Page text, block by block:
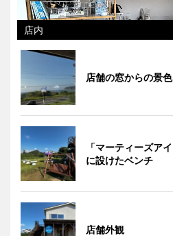
店内
店舗の窓からの景色
「マーティーズア
に設けたベンチ
店舗外観